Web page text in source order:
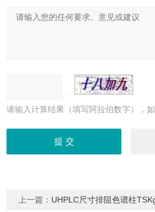
请输入计算结果（填写阿拉伯数字），
上一篇： UHPLC尺寸排阻色谱柱